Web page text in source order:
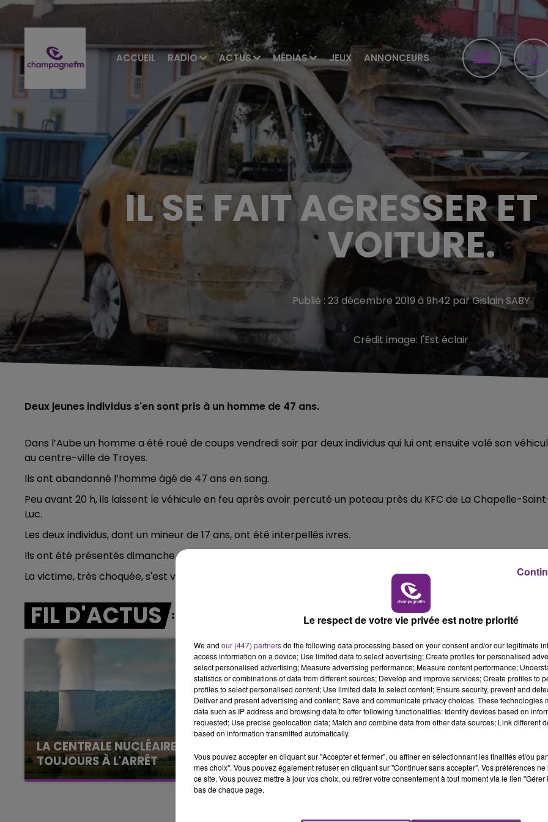
ACCUEIL RADIO ACTUS MÉDIAS JEUX ANNONCEURS
16h00 - 20h00
LE WEEK-END CHAMPAGNE FM LE WEEK-END CHAMPAGNE FM
IL SE FAIT AGRESSER
VOITURE.
Publié : 23 décembre 2019 à 9h42 par Gislain SABY
Crédit image: l'Est éclair
Deux jeunes individus s'en sont pris à un homme de 47 ans.
Dans l’Aube un homme a été roué de coups vendredi soir par deux individus qui lui ont ensuite volé son
au centre-ville de Troyes.
Ils ont abandonné l’homme âgé de 47 ans en sang.
Peu avant 20 h, ils laissent le véhicule en feu après avoir percuté un poteau près du KFC de La Chapelle-
Luc.
Les deux individus, dont un mineur de 17 ans, ont été interpellés ivres.
Ils ont été présentés dimanche après-midi, à un magistrat en attendant la suite judiciaire qui sera donnée.
La victime, très choquée, s'est vue prescrire six jours d'ITT.
FIL D'ACTUS
LA CENTRALE NUCLÉAIRE DE CHOOZ
TOUJOURS À L'ARRÊT
Cela fait déjà une semaine que la centrale
nucléaire ardennaise est à l'arrêt. Une situation
SES PORTES
C'était l'une des institutions du centre-ville
Le respect de votre vie privée est notre priorité
We and our (447) partnersdo the following data processing based on your consent and/or our legitimate
access information on a device; Use limited data to select advertising; Create profiles for personalised
select personalised advertising; Measure advertising performance; Measure content performance;
statistics or combinations of data from different sources; Develop and improve services; Create profiles to
profiles to select personalised content; Use limited data to select content; Ensure security, prevent and
Deliver and present advertising and content; Save and communicate privacy choices. These technologies
data such as IP address and browsing data to offer following functionalities: Identify devices based on
requested; Use precise geolocation data; Match and combine data from other data sources; Link different
based on information transmitted automatically.
Vous pouvez accepter en cliquant sur "Accepter et fermer", ou affiner en sélectionnant les finalités et/ou
mes choix". Vous pouvez également refuser en cliquant sur "Continuer sans accepter". Vos préférences
ce site. Vous pouvez mettre à jour vos choix, ou retirer votre consentement à tout moment via le lien
bas de chaque page.